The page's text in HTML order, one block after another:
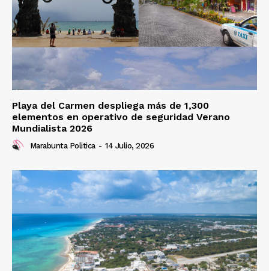
Playa del Carmen despliega más de 1,300
elementos en operativo de seguridad Verano
Mundialista 2026
Marabunta Politica - 14 Julio, 2026